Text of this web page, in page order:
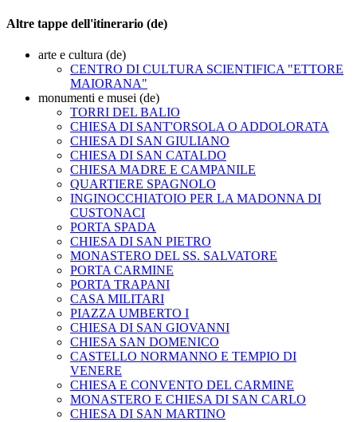
Altre tappe dell'itinerario (de)
arte e cultura (de)
CENTRO DI CULTURA SCIENTIFICA "ETTORE
MAIORANA"
monumenti e musei (de)
TORRI DEL BALIO
CHIESA DI SANT'ORSOLA O ADDOLORATA
CHIESA DI SAN GIULIANO
CHIESA DI SAN CATALDO
CHIESA MADRE E CAMPANILE
QUARTIERE SPAGNOLO
INGINOCCHIATOIO PER LA MADONNA DI
CUSTONACI
PORTA SPADA
CHIESA DI SAN PIETRO
MONASTERO DEL SS. SALVATORE
PORTA CARMINE
PORTA TRAPANI
CASA MILITARI
PIAZZA UMBERTO I
CHIESA DI SAN GIOVANNI
CHIESA SAN DOMENICO
CASTELLO NORMANNO E TEMPIO DI
VENERE
CHIESA E CONVENTO DEL CARMINE
MONASTERO E CHIESA DI SAN CARLO
CHIESA DI SAN MARTINO